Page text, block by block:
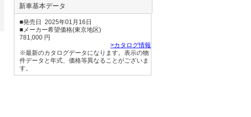
新車基本データ
■発売日 2025年01月16日
■メーカー希望価格(東京地区)
781,000 円
>カタログ情報
※最新のカタログデータになります。表示の物
件データと年式、価格等異なることがございま
す。